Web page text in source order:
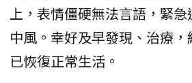
上，表情僵硬無法言語，緊
中風。幸好及早發現、治療
已恢復正常生活。